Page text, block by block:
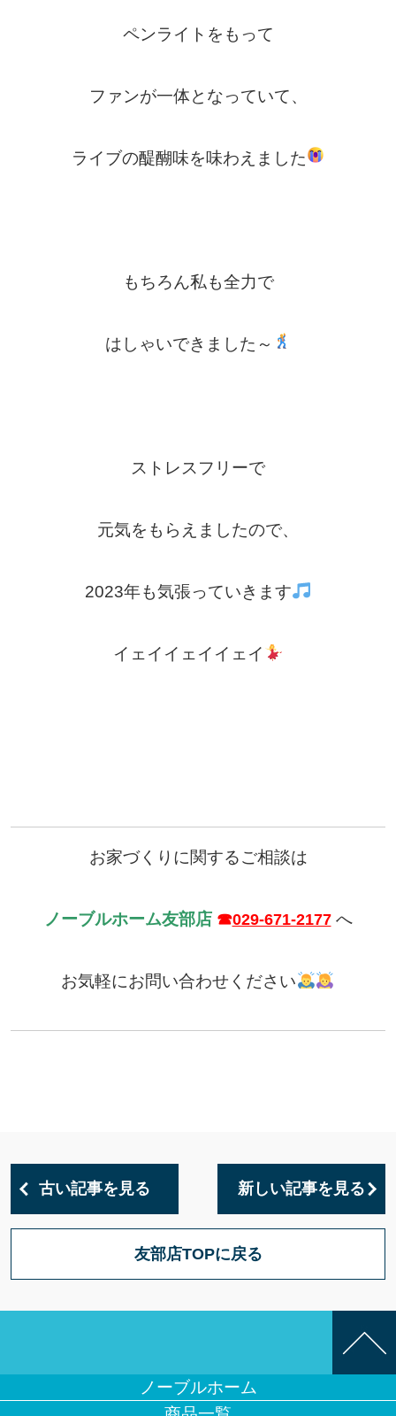
ペンライトをもって
ファンが一体となっていて、
ライブの醍醐味を味わえました
もちろん私も全力で
はしゃいできました～
ストレスフリーで
元気をもらえましたので、
2023年も気張っていき ます
イェイイェイイェイ
お家づくりに関するご相談は
ノーブルホーム友部店 ☎029-671-2177へ
お気軽にお問い合わせください
古い記事を見る 新しい記事を見る
友部店TOPに戻る
ノーブルホーム